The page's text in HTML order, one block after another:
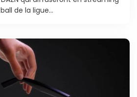
de la ligue...